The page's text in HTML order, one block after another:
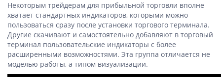
Некоторым трейдерам для прибыльной торговли вполне
хватает стандартных индикаторов, которыми можно
пользоваться сразу после установки торгового терминала.
Другие скачивают и самостоятельно добавляют в торговый
терминал пользовательские индикаторы с более
расширенными возможностями. Эта группа отличается не
моделью работы, а типом визуализации.